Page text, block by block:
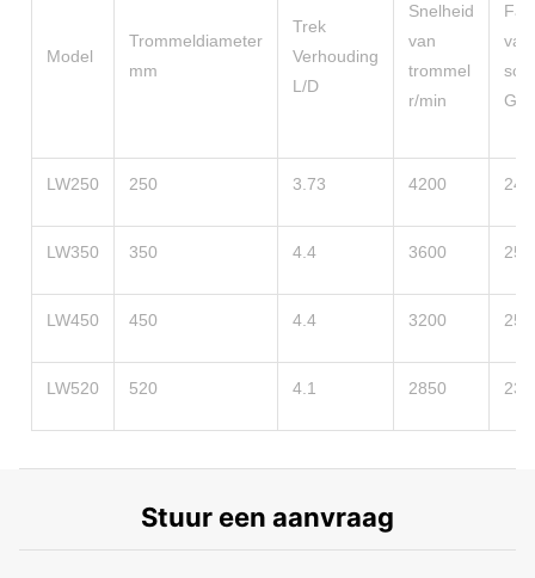
Model
Trommeldiameter
mm
Trek
Verhouding
L/D
Snelheid
van
trommel
r/min
van
G
LW250 250 3.73 4200
LW350 350 4.4 3600
LW450 450 4.4 3200
LW520 520 4.1 2850
Stuur een aanvraag